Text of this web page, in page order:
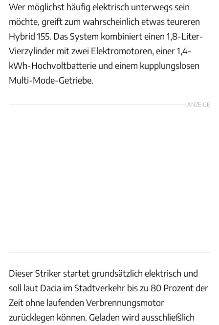
Wer möglichst häufig elektrisch unterwegs sein
möchte, greift zum wahrscheinlich etwas teureren
Hybrid 155. Das System kombiniert einen 1,8-Liter-
Vierzylinder mit zwei Elektromotoren, einer 1,4-
kWh-Hochvoltbatterie und einem kupplungslosen
Multi-Mode-Getriebe.
ANZEIGE
Dieser Striker startet grundsätzlich elektrisch und
soll laut Dacia im Stadtverkehr bis zu 80 Prozent der
Zeit ohne laufenden Verbrennungsmotor
zurücklegen können. Geladen wird ausschließlich